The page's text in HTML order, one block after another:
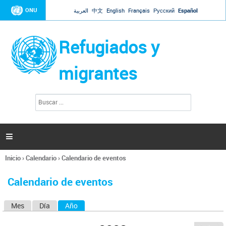
Jump to navigation
ONU العربية 中文 English Français Русский Español
Refugiados y
migrantes
l
s

Se
usted
Inicio›Calendario›Calendario de eventos
Calendario de eventos
Mes Día Año